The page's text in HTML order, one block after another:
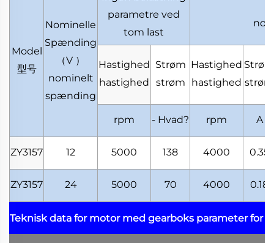
Model
型号
Nominelle
Spænding
（V ）
nominelt
spænding
parametre ved
tom last
Hastighed
hastighed
Strøm
strøm
Hastighed
hastighed
Strøm
strøm
rpm - Hvad? rpm A
ZY3157 12 5000 138 4000 0.35
ZY3157 24 5000 70 4000 0.18
Teknisk data for motor med gearboks parameter for